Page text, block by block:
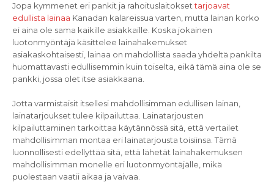
Jopa kymmenet eri pankit ja rahoituslaitoksettarjoavat
edullista lainaa Kanadan kalareissua varten, mutta lainan korko
ei aina ole sama kaikille asiakkaille. Koska jokainen
luotonmyöntäjä käsittelee lainahakemukset
asiakaskohtaisesti, lainaa on mahdollista saada yhdeltä pankilta
huomattavasti edullisemmin kuin toiselta, eikä tämä aina ole se
pankki, jossa olet itse asiakkaana.
Jotta varmistaisit itsellesi mahdollisimman edullisen lainan,
lainatarjoukset tulee kilpailuttaa. Lainatarjousten
kilpailuttaminen tarkoittaa käytännössä sitä, että vertailet
mahdollisimman montaa eri lainatarjousta toisiinsa. Tämä
luonnollisesti edellyttää sitä, että lähetät lainahakemuksen
mahdollisimman monelle eri luotonmyöntäjälle, mikä
puolestaan vaatii aikaa ja vaivaa.